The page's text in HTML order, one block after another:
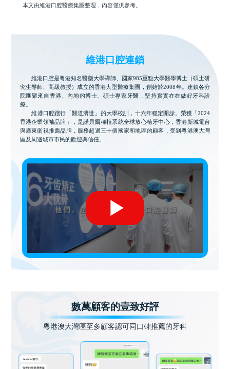
本文由維港口腔醫療集團整理，內容僅供參考。
維港口腔連鎖
維港口腔是粵港知名醫藥大學導師、國家985重點大學醫學博士（碩士研
究生導師、高級教授）成立的香港大型醫療集團，創始於2008年。連鎖各分
院匯聚來自香港、內地的博士、碩士專家牙醫，堅持實實在在做好牙科診
療。
維港口腔踐行「醫道濟世」的大學校訓，十六年穩定開診。榮獲「2024
香港企業領袖品牌」，是諾貝爾種植系統全球放心植牙中心，香港新城電台
與廣東衛視推薦品牌，服務超過三十個國家和地區的顧客，受到粵港澳大灣
區及周邊城市市民的歡迎與信任。
數萬顧客的壹致好評
粵港澳大灣區至多顧客認可同口碑推薦的牙科